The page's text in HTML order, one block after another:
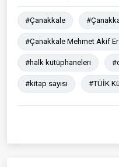
#Çanakkale
#Çanakkale Mehmet Akif
#halk kütüphaneleri
#kitap sayısı #TÜİK